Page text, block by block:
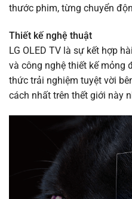
thước phim, từng chuyển
Thiết kế nghệ thuật
LG OLED TV là sự kết hợp
và công nghệ thiết kế mỏng
thức trải nghiệm tuyệt vời
cách nhất trên thết giới này